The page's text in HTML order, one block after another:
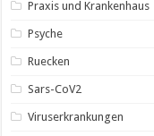
Praxis und Krankenhaus
Psyche
Ruecken
Sars-CoV2
Viruserkrankungen